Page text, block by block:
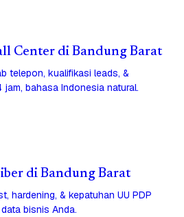
Center di Bandung Barat
telepon, kualifikasi leads, &
bahasa Indonesia natural.
di Bandung Barat
hardening, & kepatuhan UU PDP
bisnis Anda.